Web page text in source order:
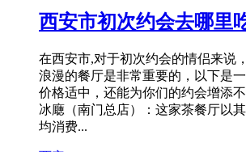
西安市初次约会去哪里
在西安市,对于初次约会的情侣来说
浪漫的餐厅是非常重要的，以下是
价格适中，还能为你们的约会增添
冰廰（南门总店）：这家茶餐厅以
均消费...